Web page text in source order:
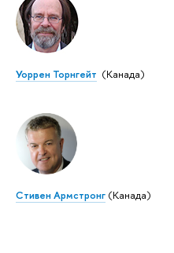
Уоррен Торнгейт (Канада)
Стивен Армстронг (Канада)